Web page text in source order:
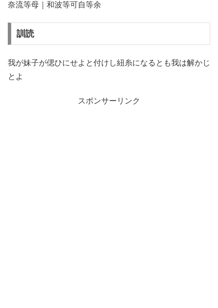
奈流等母｜和波等可自等余
訓読
我が妹子が偲ひにせよと付けし紐糸になるとも我は解かじ
とよ
スポンサーリンク